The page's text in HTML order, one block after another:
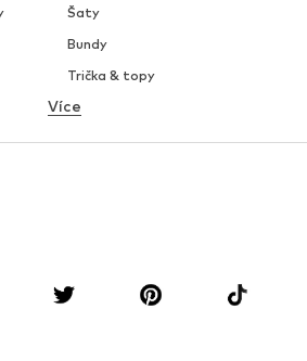
Šaty
Bundy
Trička & topy
Spodní prádlo
Premium
Více